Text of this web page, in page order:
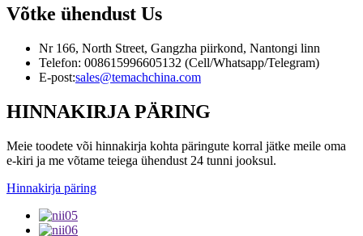
Võtke ühendust Us
Nr 166, North Street, Gangzha piirkond, Nantongi linn
Telefon: 008615996605132 (Cell/Whatsapp/Telegram)
E-post:sales@temachchina.com
HINNAKIRJA PÄRING
Meie toodete või hinnakirja kohta päringute korral jätke meile oma
e-kiri ja me võtame teiega ühendust 24 tunni jooksul.
Hinnakirja päring